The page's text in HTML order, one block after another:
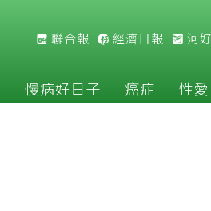
聯合報 經濟日報 河
慢病好日子 癌症 性愛